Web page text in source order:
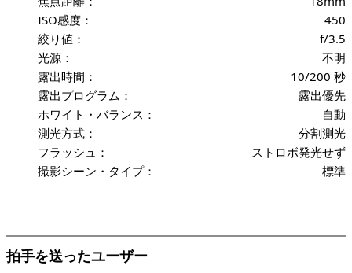
ISO感度：
450
絞り値：
f/3.5
光源：
不明
露出時間：
10/200 秒
露出プログラム：
露出優先
ホワイト・バランス：
自動
測光方式：
分割測光
フラッシュ：
ストロボ発光せず
撮影シーン・タイプ：
標準
拍手を送ったユーザー